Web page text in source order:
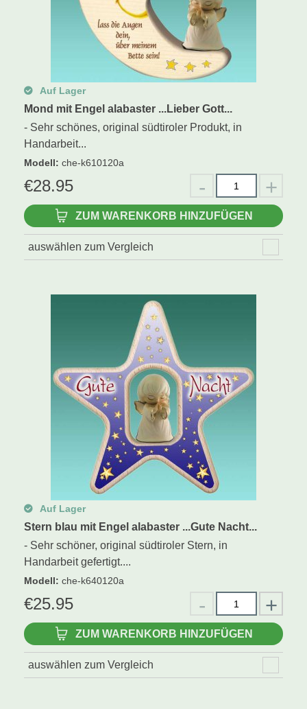
Auf Lager
Mond mit Engel alabaster ...Lieber Gott...
- Sehr schönes, original südtiroler Produkt, in
Handarbeit...
Modell: che-k610120a
€28.95
ZUM WARENKORB HINZUFÜGEN
auswählen zum Vergleich
Auf Lager
Stern blau mit Engel alabaster ...Gute Nacht...
- Sehr schöner, original südtiroler Stern, in
Handarbeit gefertigt....
Modell: che-k640120a
€25.95
ZUM WARENKORB HINZUFÜGEN
auswählen zum Vergleich